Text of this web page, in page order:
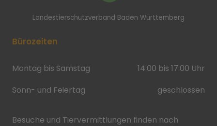
Landestierschutzverband Baden Württemberg
Bürozeiten
Montag bis Samstag
14:00 bis 17:00 Uhr
Sonn- und Feiertag
geschlossen
Besuche und Tiervermittlungen finden nach